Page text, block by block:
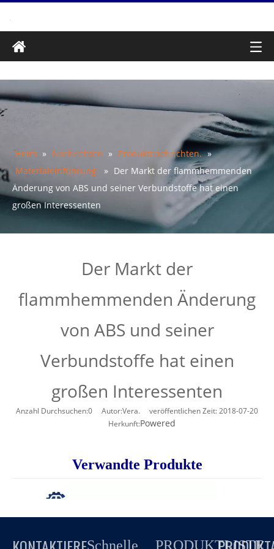
Heim » Nachrichten » Produktnachrichten. »
Materialeinführung. » Der Markt der flammhemmenden
Änderung von ABS und seiner Verbundstoffe hat einen
großen Interessenten
Der Markt der
flammhemmenden Änderung
von ABS und seiner
Verbundstoffe hat einen
großen Interessenten
Anzahl Durchsuchen:0 Autor:Vera. veröffentlichen Zeit: 2018-07-20
Herkunft:Powered
Verwandte Produkte
Schnelle
PRODUKTLISTE